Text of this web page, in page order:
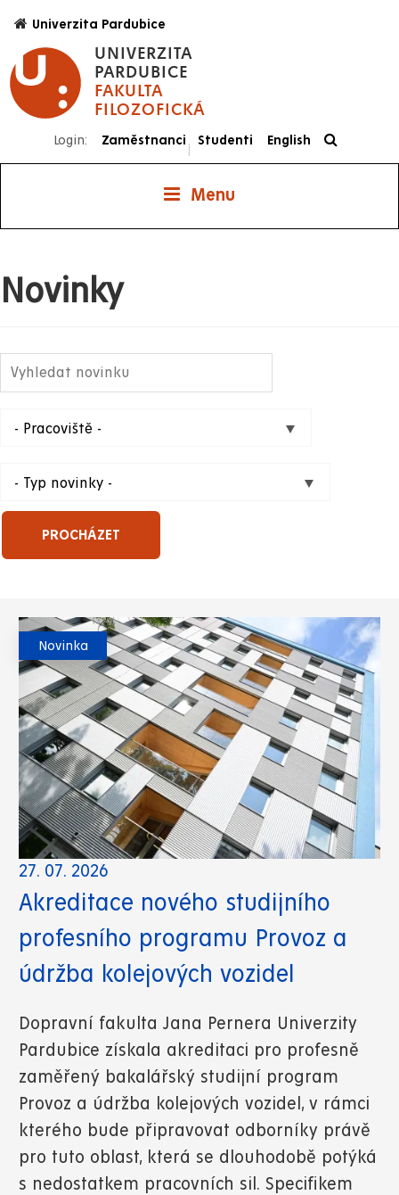
hlavnímu
obsahu
UNIVERZITA
PARDUBICE
FAKULTA
FILOZOFICKÁ
Univerzita Pardubice
Login: Zaměstnanci
|
Studenti English
Menu
Novinky
Novinka
27. 07. 2026
Akreditace nového studijního
profesního programu Provoz a
údržba kolejových vozidel
Dopravní fakulta Jana Pernera Univerzity
Pardubice získala akreditaci pro profesně
zaměřený bakalářský studijní program
Provoz a údržba kolejových vozidel, v rámci
kterého bude připravovat odborníky právě
pro tuto oblast, která se dlouhodobě potýká
s nedostatkem pracovních sil. Specifikem